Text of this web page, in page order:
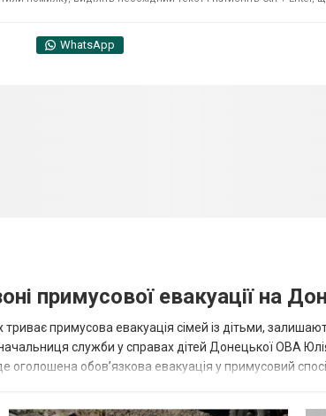
WhatsApp
примусової евакуації на
триває примусова евакуація сімей із дітьми,
служби у справах дітей Донецької ОВА
оголошена обов’язкова евакуація у примусовий